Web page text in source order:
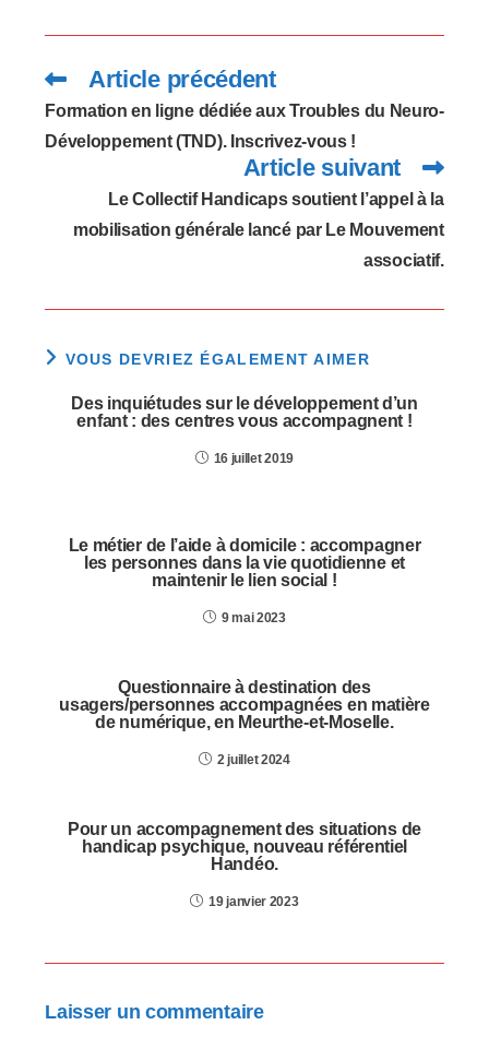
Read
more
articles
Article précédent
Formation en ligne dédiée aux Troubles du Neuro-
Développement (TND). Inscrivez-vous !
Article suivant
Le Collectif Handicaps soutient l’appel à la
mobilisation générale lancé par Le Mouvement
associatif.
VOUS DEVRIEZ ÉGALEMENT AIMER
Des inquiétudes sur le développement d’un
enfant : des centres vous accompagnent !
16 juillet 2019
Le métier de l’aide à domicile : accompagner
les personnes dans la vie quotidienne et
maintenir le lien social !
9 mai 2023
Questionnaire à destination des
usagers/personnes accompagnées en matière
de numérique, en Meurthe-et-Moselle.
2 juillet 2024
Pour un accompagnement des situations de
handicap psychique, nouveau référentiel
Handéo.
19 janvier 2023
Laisser un commentaire